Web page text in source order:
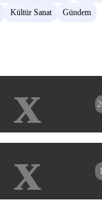
Kültür Sanat
Gündem
x
x